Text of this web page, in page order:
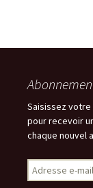
Saisissez
pour recevoir
chaque nouvel
Adresse
e-